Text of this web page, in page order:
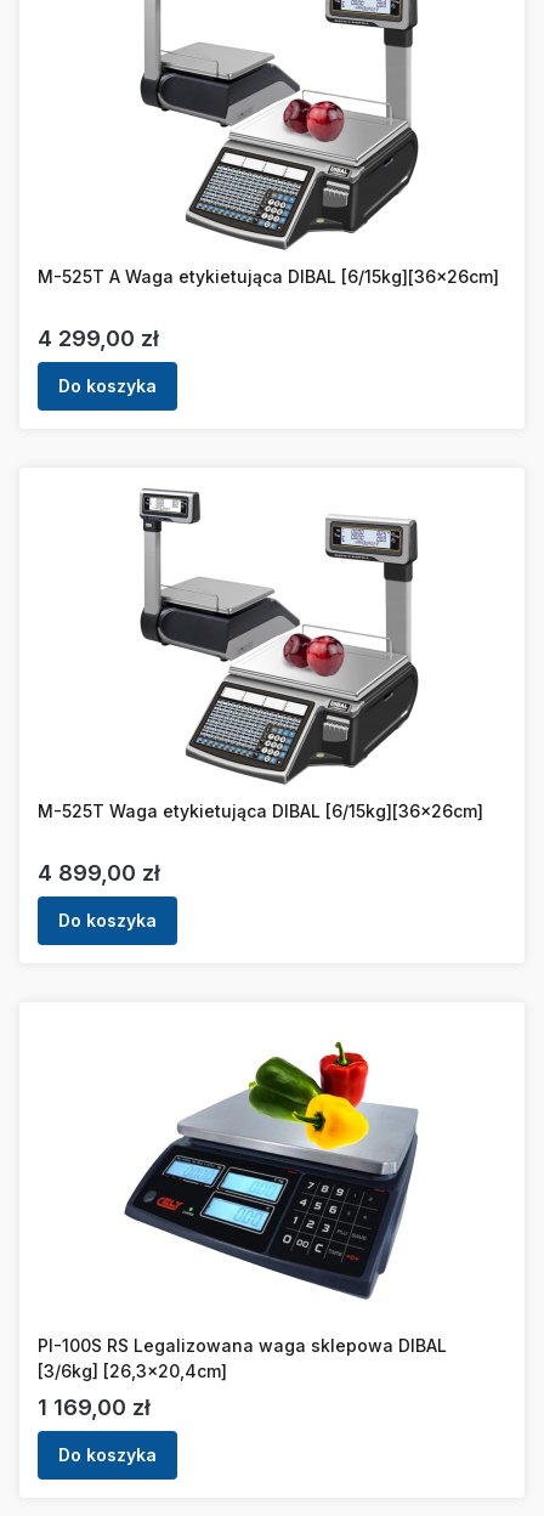
M-525T A Waga etykietująca DIBAL [6/15kg][36x26cm]
Cena
4 299,00 zł
Do koszyka
M-525T Waga etykietująca DIBAL [6/15kg][36x26cm]
Cena
4 899,00 zł
Do koszyka
PI-100S RS Legalizowana waga sklepowa DIBAL
[3/6kg] [26,3x20,4cm]
Cena
1 169,00 zł
Do koszyka